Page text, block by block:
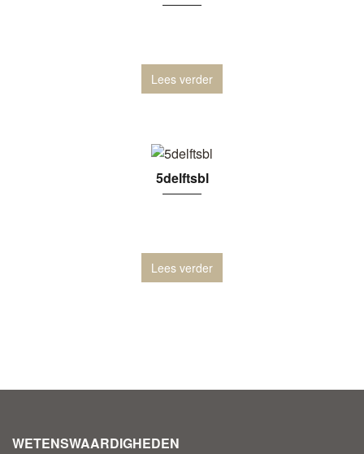
Lees verder
5delftsbl
Lees verder
WETENSWAARDIGHEDEN